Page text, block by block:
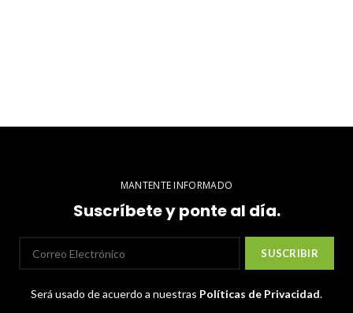
MANTENTE INFORMADO
Suscríbete y ponte al día.
Será usado de acuerdo a nuestras Políticas de Privacidad.